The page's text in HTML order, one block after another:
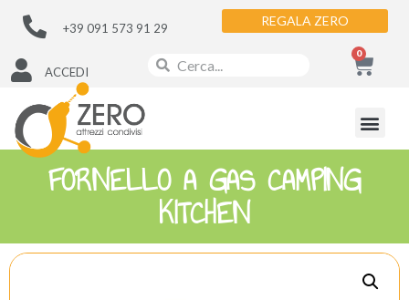
+39 091 573 91 29 REGALA ZERO
ACCEDI
0
FORNELLO A GAS CAMPING
KITCHEN